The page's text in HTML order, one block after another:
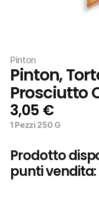
Pinton
Pinton,
Prosciutto
3,05 €
1 Pezzi 250 G
Prodotto
punti vendita: